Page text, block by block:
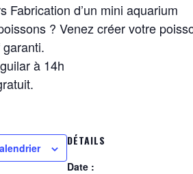
Fabrication d’un mini aquarium
? Venez créer votre
à 14h
DÉTAILS
Date :